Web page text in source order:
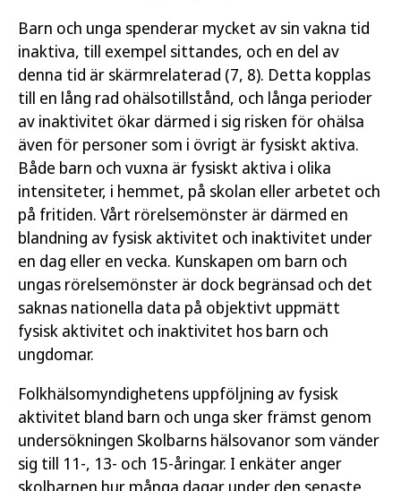
Barn och unga spenderar mycket av sin vakna tid
inaktiva, till exempel sittandes, och en del av
denna tid är skärmrelaterad (7, 8). Detta kopplas
till en lång rad ohälsotillstånd, och långa perioder
av inaktivitet ökar därmed i sig risken för ohälsa
även för personer som i övrigt är fysiskt aktiva.
Både barn och vuxna är fysiskt aktiva i olika
intensiteter, i hemmet, på skolan eller arbetet och
på fritiden. Vårt rörelsemönster är därmed en
blandning av fysisk aktivitet och inaktivitet under
en dag eller en vecka. Kunskapen om barn och
ungas rörelsemönster är dock begränsad och det
saknas nationella data på objektivt uppmätt
fysisk aktivitet och inaktivitet hos barn och
ungdomar.
Folkhälsomyndighetens uppföljning av fysisk
aktivitet bland barn och unga sker främst genom
undersökningen Skolbarns hälsovanor som vänder
sig till 11-, 13- och 15-åringar. I enkäter anger
skolbarnen hur många dagar under den senaste